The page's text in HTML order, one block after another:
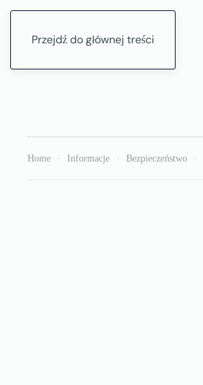
Przejdź do głównej treści
Home Informacje Bezpieczeństwo